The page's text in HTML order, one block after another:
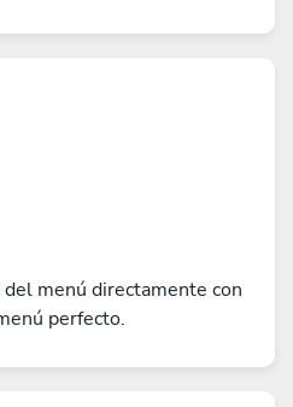
menú directamente con
perfecto.